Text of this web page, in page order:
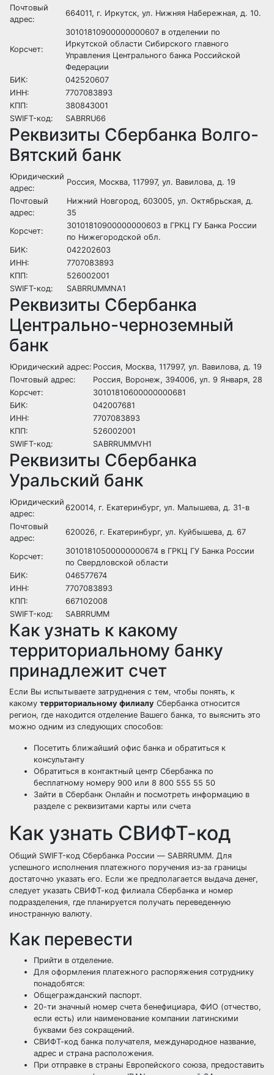
Почтовый
адрес:
664011, г. Иркутск, ул. Нижняя Набережная, д. 10.
Корсчет:
30101810900000000607 в отделении по
Иркутской области Сибирского главного
Управления Центрального банка Российской
Федерации
БИК:
042520607
ИНН:
7707083893
КПП:
380843001
SWIFT-код:
SABRRU66
Реквизиты Сбербанка Волго-
Вятский банк
Юридический
адрес:
Россия, Москва, 117997, ул. Вавилова, д. 19
Почтовый
адрес:
Нижний Новгород, 603005, ул. Октябрьская, д.
35
Корсчет:
30101810900000000603 в ГРКЦ ГУ Банка России
по Нижегородской обл.
БИК:
042202603
ИНН:
7707083893
КПП:
526002001
SWIFT-код:
SABRRUMMNA1
Реквизиты Сбербанка
Центрально-черноземный
банк
Юридический адрес: Россия, Москва, 117997, ул. Вавилова, д. 19
Почтовый адрес:
Россия, Воронеж, 394006, ул. 9 Января, 28
Корсчет:
30101810600000000681
БИК:
042007681
ИНН:
7707083893
КПП:
526002001
SWIFT-код:
SABRRUMMVH1
Реквизиты Сбербанка
Уральский банк
Юридический
адрес:
620014, г. Екатеринбург, ул. Малышева, д. 31-в
Почтовый
адрес:
620026, г. Екатеринбург, ул. Куйбышева, д. 67
Корсчет:
30101810500000000674 в ГРКЦ ГУ Банка России
по Свердловской области
БИК:
046577674
ИНН:
7707083893
КПП:
667102008
SWIFT-код:
SABRRUMM
Как узнать к какому
территориальному банку
принадлежит счет
Если Вы испытываете затруднения с тем, чтобы понять, к
какому территориальному филиалу Сбербанка относится
регион, где находится отделение Вашего банка, то выяснить это
можно одним из следующих способов:
Посетить ближайший офис банка и обратиться к
консультанту
Обратиться в контактный центр Сбербанка по
бесплатному номеру 900 или 8 800 555 55 50
Зайти в Сбербанк Онлайн и посмотреть информацию в
разделе с реквизитами карты или счета
Как узнать СВИФТ-код
Общий SWIFT-код Сбербанка России — SABRRUMM. Для
успешного исполнения платежного поручения из-за границы
достаточно указать его. Если же предполагается выдача денег,
следует указать СВИФТ-код филиала Сбербанка и номер
подразделения, где планируется получать переведенную
иностранную валюту.
Как перевести
Прийти в отделение.
Для оформления платежного распоряжения сотруднику
понадобятся:
Общегражданский паспорт.
20-ти значный номер счета бенефициара, ФИО (отчество,
если есть) или наименование компании латинскими
буквами без сокращений.
СВИФТ-код банка получателя, международное название,
адрес и страна расположения.
При отправке в страны Европейского союза, предоставить